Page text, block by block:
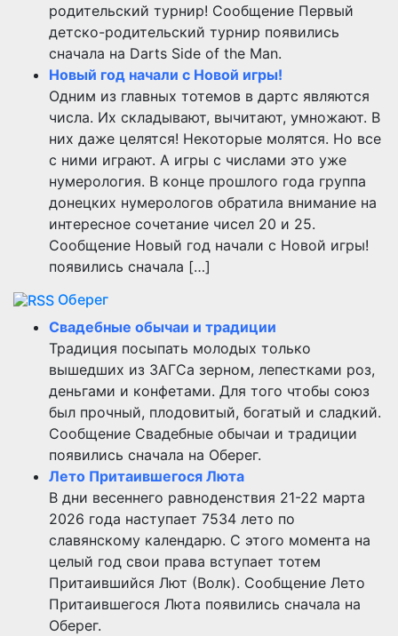
родительский турнир! Сообщение Первый
детско-родительский турнир появились
сначала на Darts Side of the Man.
Новый год начали с Новой игры!
Одним из главных тотемов в дартс являются
числа. Их складывают, вычитают, умножают. В
них даже целятся! Некоторые молятся. Но все
с ними играют. А игры с числами это уже
нумерология. В конце прошлого года группа
донецких нумерологов обратила внимание на
интересное сочетание чисел 20 и 25.
Сообщение Новый год начали с Новой игры!
появились сначала […]
Оберег
Свадебные обычаи и традиции
Традиция посыпать молодых только
вышедших из ЗАГСа зерном, лепестками роз,
деньгами и конфетами. Для того чтобы союз
был прочный, плодовитый, богатый и сладкий.
Сообщение Свадебные обычаи и традиции
появились сначала на Оберег.
Лето Притаившегося Люта
В дни весеннего равноденствия 21-22 марта
2026 года наступает 7534 лето по
славянскому календарю. С этого момента на
целый год свои права вступает тотем
Притаившийся Лют (Волк). Сообщение Лето
Притаившегося Люта появились сначала на
Оберег.